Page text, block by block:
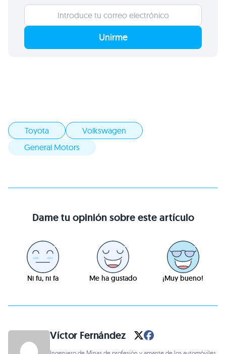
Unirme
Toyota
Volkswagen
General Motors
Dame tu opinión sobre este artículo
Ni fu, ni fa Me ha gustado ¡Muy bueno!
Víctor Fernández